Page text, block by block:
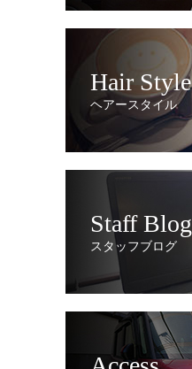
Hair Style
ヘアースタイル
Staff Blog
スタッフブログ